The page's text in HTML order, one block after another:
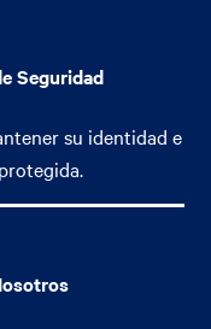
Seguridad
su identidad e